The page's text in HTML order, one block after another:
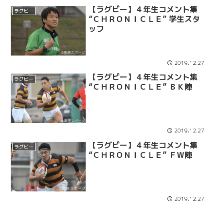
ラグビー
【ラグビー】４年生コメント集
“ＣＨＲＯＮＩＣＬＥ” 学生スタ
ッフ
2019.12.27
ラグビー
【ラグビー】４年生コメント集
“ＣＨＲＯＮＩＣＬＥ” ＢＫ陣
2019.12.27
ラグビー
【ラグビー】４年生コメント集
“ＣＨＲＯＮＩＣＬＥ” ＦＷ陣
2019.12.27